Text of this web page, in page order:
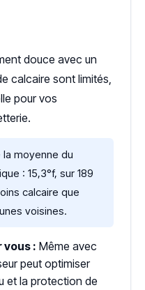
douce avec un
calcaire sont limités,
pour vos
la moyenne du
: 15,3°f, sur 189
calcaire que
voisines.
vous : Même avec
peut optimiser
et la protection de